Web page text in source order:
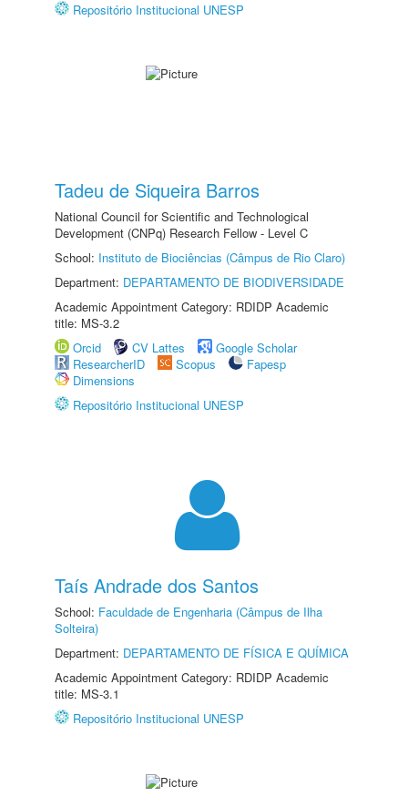
Repositório Institucional UNESP
Tadeu de Siqueira Barros
National Council for Scientific and Technological
Development (CNPq) Research Fellow - Level C
School: Instituto de Biociências (Câmpus de Rio Claro)
Department: DEPARTAMENTO DE BIODIVERSIDADE
Academic Appointment Category: RDIDP Academic
title: MS-3.2
Orcid
CV Lattes
Google Scholar
ResearcherID
Scopus
Fapesp
Dimensions
Repositório Institucional UNESP
Taís Andrade dos Santos
School: Faculdade de Engenharia (Câmpus de Ilha
Solteira)
Department: DEPARTAMENTO DE FÍSICA E QUÍMICA
Academic Appointment Category: RDIDP Academic
title: MS-3.1
Repositório Institucional UNESP